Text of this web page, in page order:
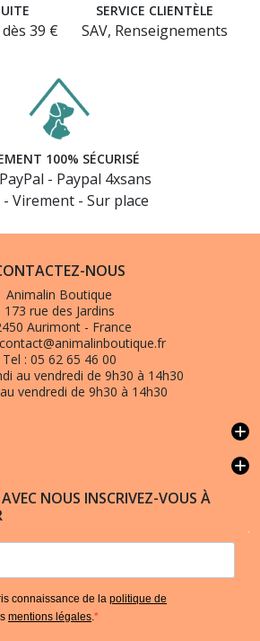
39 €
SERVICE CLIENTÈLE
SAV, Renseignements
100% SÉCURISÉ
- Paypal 4xsans
Virement - Sur place
NOUS
Animalin Boutique
173 rue des Jardins
Aurimont - France
contact@animalinboutique.fr
Tel : 05 62 65 46 00
au vendredi de 9h30 à 14h30
vendredi de 9h30 à 14h30
add
add
NOUS INSCRIVEZ-VOUS À
connaissance de la politique de
mentions légales.